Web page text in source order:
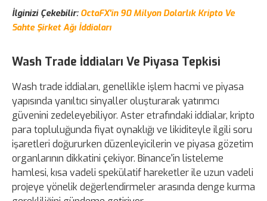
İlginizi Çekebilir: OctaFX'in 90 Milyon Dolarlık Kripto Ve
Sahte Şirket Ağı İddiaları
Wash Trade İddiaları Ve Piyasa Tepkisi
Wash trade iddiaları, genellikle işlem hacmi ve piyasa
yapısında yanıltıcı sinyaller oluşturarak yatırımcı
güvenini zedeleyebiliyor. Aster etrafındaki iddialar, kripto
para topluluğunda fiyat oynaklığı ve likiditeyle ilgili soru
işaretleri doğururken düzenleyicilerin ve piyasa gözetim
organlarının dikkatini çekiyor. Binance'in listeleme
hamlesi, kısa vadeli spekülatif hareketler ile uzun vadeli
projeye yönelik değerlendirmeler arasında denge kurma